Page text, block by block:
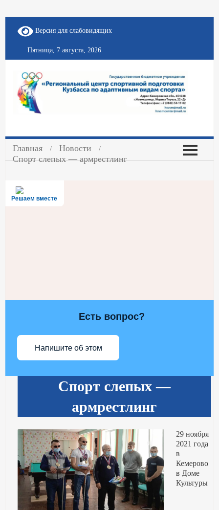
Версия для слабовидящих
Пятница, 7 августа, 2026
Главная
Новости
Спорт слепых — армрестлинг
Решаем вместе
Есть вопрос?
Напишите об этом
Спорт слепых —
армрестлинг
29 ноября
2021 года
в
Кемерово
в Доме
Культуры